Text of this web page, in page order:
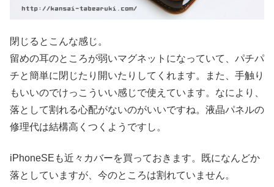
閉じるとこんな感じ。
留めの耳のところが弱いマグネットになっていて、パチパ
チと簡単に閉じたり開いたりしてくれます。また、手触り
もいいのでけっこういい感じで使えています。なにより、
落として割れる心配がないのがいいですね。液晶パネルの
修理代は結構高くつくようですし。
iPhoneSEも近々カバーを買っておきます。既になんどか
落としていますが、今のところは割れていません。